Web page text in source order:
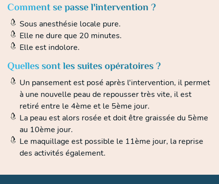
Comment se passe l'intervention ?
Sous anesthésie locale pure.
Elle ne dure que 20 minutes.
Elle est indolore.
Quelles sont les suites opératoires ?
Un pansement est posé après l'intervention, il permet
à une nouvelle peau de repousser très vite, il est
retiré entre le 4ème et le 5ème jour.
La peau est alors rosée et doit être graissée du 5ème
au 10ème jour.
Le maquillage est possible le 11ème jour, la reprise
des activités également.